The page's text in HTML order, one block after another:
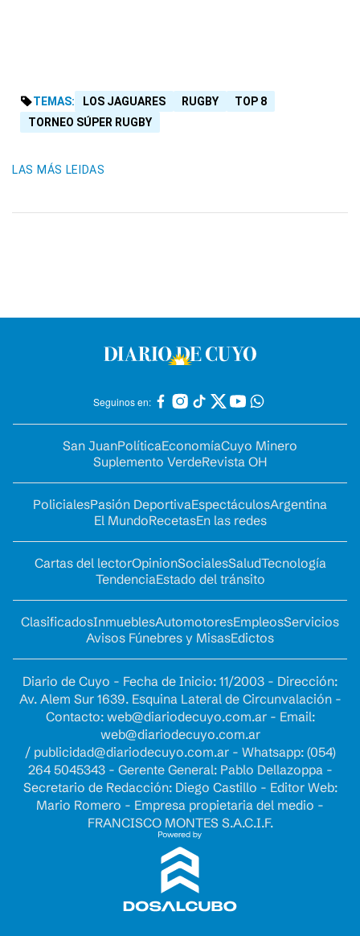
TEMAS: LOS JAGUARES RUGBY
TOP 8
TORNEO SÚPER RUGBY
LAS MÁS LEIDAS
Seguinos en:
San JuanPolíticaEconomíaCuyo Minero
Suplemento VerdeRevista OH
PolicialesPasión DeportivaEspectáculosArgentina
El MundoRecetasEn las redes
Cartas del lectorOpinionSocialesSaludTecnología
TendenciaEstado del tránsito
ClasificadosInmueblesAutomotoresEmpleosServicios
Avisos Fúnebres y MisasEdictos
Diario de Cuyo - Fecha de Inicio: 11/2003 - Dirección:
Av. Alem Sur 1639. Esquina Lateral de Circunvalación -
Contacto: web@diariodecuyo.com.ar- Email:
web@diariodecuyo.com.ar
/ publicidad@diariodecuyo.com.ar- Whatsapp: (054)
264 5045343 - Gerente General: Pablo Dellazoppa -
Secretario de Redacción: Diego Castillo - Editor Web:
Mario Romero - Empresa propietaria del medio -
FRANCISCO MONTES S.A.C.I.F.